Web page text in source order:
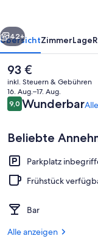
Weiter
42+
ÜbersichtZimmerLage
Der
aktuelle
Preis
beträgt
93 €.
93 €
inkl. Steuern & Gebühren
16. Aug.–17. Aug.
Bewertungen
9,09,0 von 10.
Wunderbar
Beliebte
Parkplatz
Frühstück
Bar
Alle anzeigen